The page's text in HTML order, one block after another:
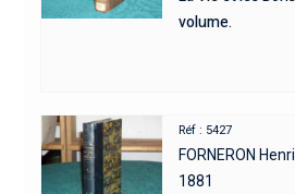
volume.
Réf : 5427
FORNERON Henri
1881